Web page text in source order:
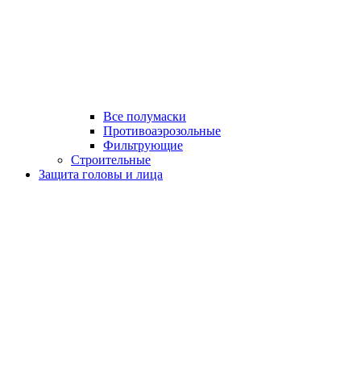
Все полумаски
Противоаэрозольные
Фильтрующие
Строительные
Защита головы и лица